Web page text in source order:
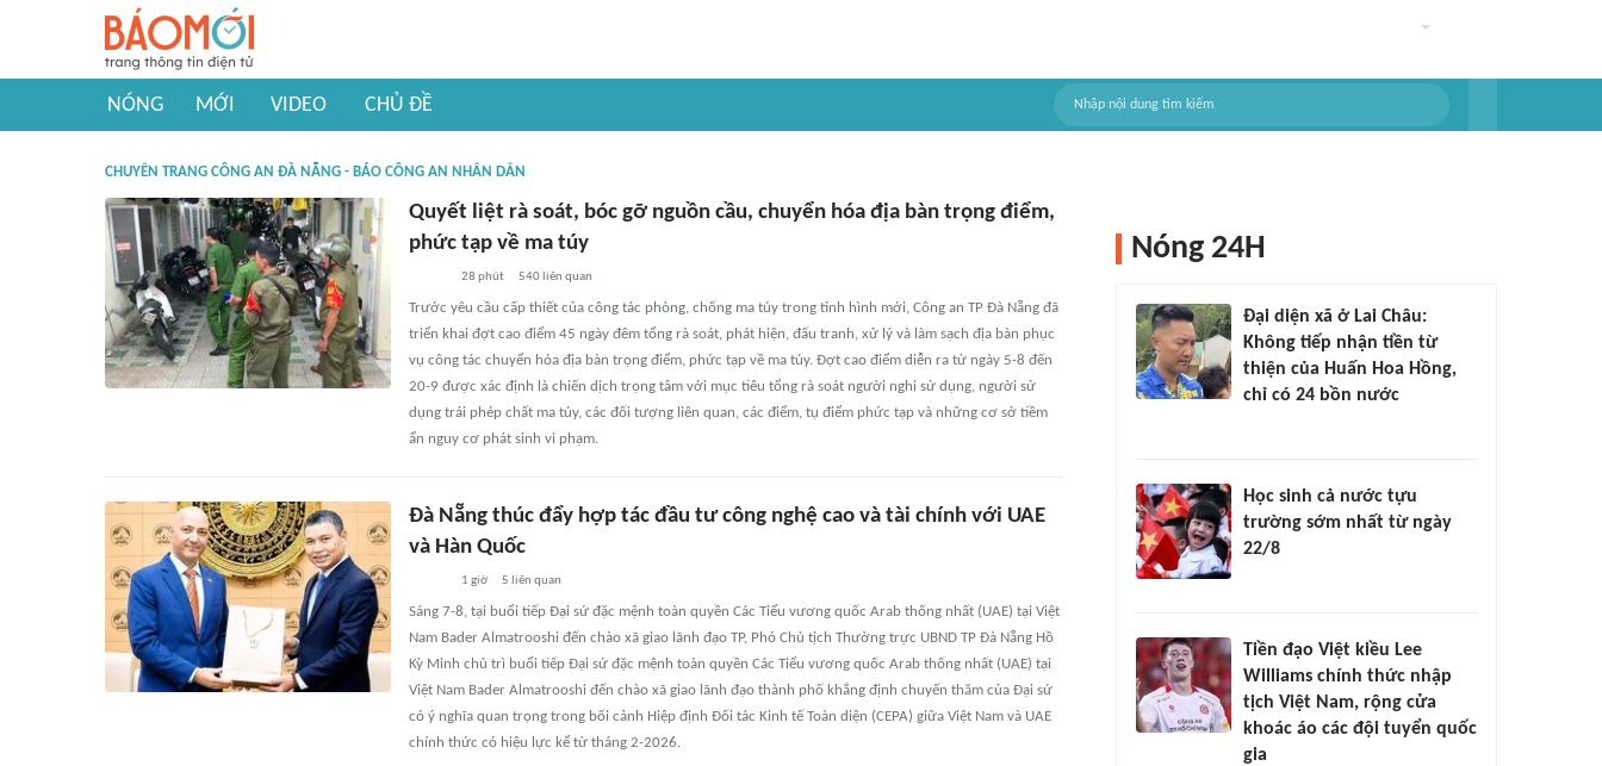
NÓNG MỚI VIDEO CHỦ ĐỀ
CHUYÊN TRANG CÔNG AN ĐÀ NẴNG - BÁO CÔNG AN NHÂN DÂN
Quyết liệt rà soát, bóc gỡ nguồn cầu, chuyển hóa địa bàn trọng điểm,
phức tạp về ma túy
28 phút 540 liên quan
Trước yêu cầu cấp thiết của công tác phòng, chống ma túy trong tình hình mới, Công an TP Đà Nẵng đã
triển khai đợt cao điểm 45 ngày đêm tổng rà soát, phát hiện, đấu tranh, xử lý và làm sạch địa bàn phục
vụ công tác chuyển hóa địa bàn trọng điểm, phức tạp về ma túy. Đợt cao điểm diễn ra từ ngày 5-8 đến
20-9 được xác định là chiến dịch trọng tâm với mục tiêu tổng rà soát người nghi sử dụng, người sử
dụng trái phép chất ma túy, các đối tượng liên quan, các điểm, tụ điểm phức tạp và những cơ sở tiềm
ẩn nguy cơ phát sinh vi phạm.
Đà Nẵng thúc đẩy hợp tác đầu tư công nghệ cao và tài chính với UAE
và Hàn Quốc
1 giờ 5 liên quan
Sáng 7-8, tại buổi tiếp Đại sứ đặc mệnh toàn quyền Các Tiểu vương quốc Arab thống nhất (UAE) tại Việt
Nam Bader Almatrooshi đến chào xã giao lãnh đạo TP, Phó Chủ tịch Thường trực UBND TP Đà Nẵng Hồ
Kỳ Minh chủ trì buổi tiếp Đại sứ đặc mệnh toàn quyền Các Tiểu vương quốc Arab thống nhất (UAE) tại
Việt Nam Bader Almatrooshi đến chào xã giao lãnh đạo thành phố khẳng định chuyến thăm của Đại sứ
có ý nghĩa quan trọng trong bối cảnh Hiệp định Đối tác Kinh tế Toàn diện (CEPA) giữa Việt Nam và UAE
chính thức có hiệu lực kể từ tháng 2-2026.
Nóng 24H
Đại diện xã ở Lai Châu:
Không tiếp nhận tiền từ
thiện của Huấn Hoa Hồng,
chỉ có 24 bồn nước
Học sinh cả nước tựu
trường sớm nhất từ ngày
22/8
Tiền đạo Việt kiều Lee
Williams chính thức nhập
tịch Việt Nam, rộng cửa
khoác áo các đội tuyển quốc
gia